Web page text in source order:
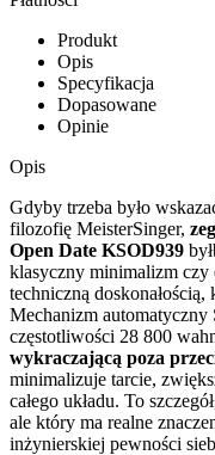
Produkt
Opis
Specyfikacja
Dopasowane
Opinie
Opis
Gdyby trzeba było
filozofię MeisterSinger,
Open Date KSOD939
klasyczny minimalizm czy
techniczną
Mechanizm
częstotliwości 28 800
wykraczającą poza
minimalizuje tarcie,
całego układu. To
ale który ma realne
inżynierskiej pewności